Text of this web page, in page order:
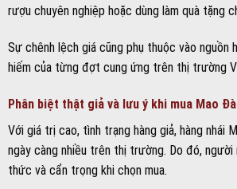
rượu chuyên nghiệp hoặc dùng làm quà tặng
Sự chênh lệch giá cũng phụ thuộc vào nguồn
hiếm của từng đợt cung ứng trên thị trường
Phân biệt thật giả và lưu ý khi mua Mao
Với giá trị cao, tình trạng hàng giả, hàng nhái
ngày càng nhiều trên thị trường. Do đó, người
thức và cẩn trọng khi chọn mua.